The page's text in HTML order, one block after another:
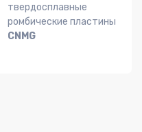
твердосплавные
ромбические пластины
CNMG